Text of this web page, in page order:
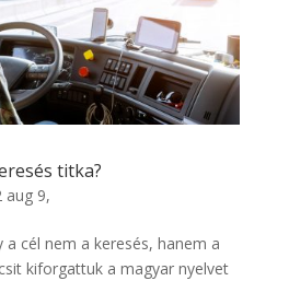
titka?
aug 9,
cél nem a keresés, hanem a
kiforgattuk a magyar nyelvet